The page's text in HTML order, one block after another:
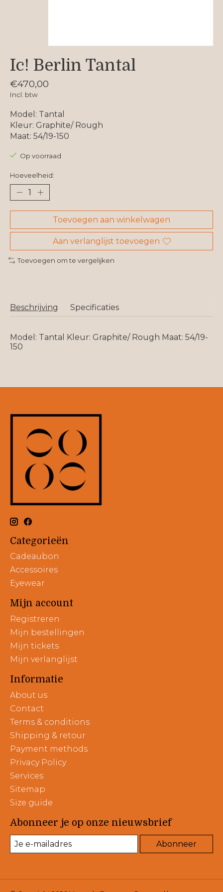
Ic! Berlin Tantal
€470,00
Incl. btw
Model: Tantal
Kleur: Graphite/ Rough
Maat: 54/19-150
Op voorraad
Hoeveelheid:
Toevoegen aan winkelwagen
Aan verlanglijst toevoegen
Toevoegen om te vergelijken
Beschrijving Specificaties
Model: Tantal Kleur: Graphite/ Rough Maat: 54/19-
150
Categorieën
Cadeaubon
Accessoires
Eyewear
Mijn account
Registreren
Mijn bestellingen
Mijn tickets
Mijn verlanglijst
Informatie
About us
Contact
Terms & conditions
Shipping & retour
Payment methods
Privacy Policy
Services
Sitemap
Size guide
Abonneer je op onze nieuwsbrief
Abonneer